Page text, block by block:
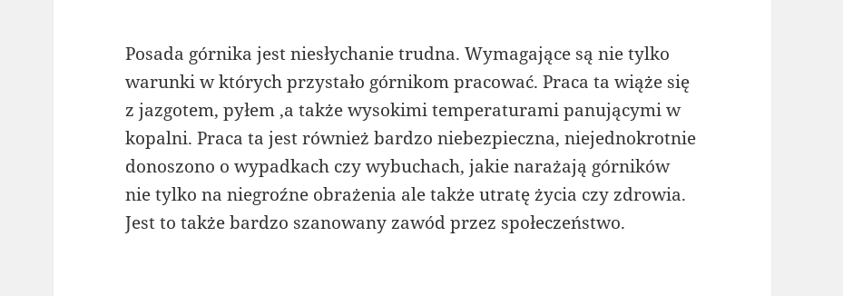
Posada górnika jest niesłychanie trudna. Wymagające są nie tylko
warunki w których przystało górnikom pracować. Praca ta wiąże się
z jazgotem, pyłem ,a także wysokimi temperaturami panującymi w
kopalni. Praca ta jest również bardzo niebezpieczna, niejednokrotnie
donoszono o wypadkach czy wybuchach, jakie narażają górników
nie tylko na niegroźne obrażenia ale także utratę życia czy zdrowia.
Jest to także bardzo szanowany zawód przez społeczeństwo.